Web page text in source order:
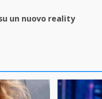
un nuovo reality